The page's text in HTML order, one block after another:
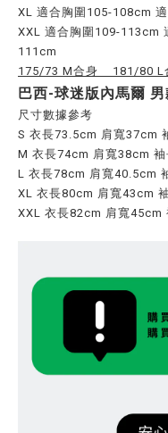
XL 適合胸圍105-108cm
XXL 適合胸圍109-113cm
111 cm
175/73 M合身 181/80 L
巴西-球迷版內馬爾 男
尺寸數據參考
S 衣長73.5cm 肩寬37cm
M 衣長74cm 肩寬38cm
L 衣長78cm 肩寬40.5cm
XL 衣長80cm 肩寬43cm
XXL 衣長82cm 肩寬45cm